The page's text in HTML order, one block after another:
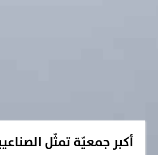
أكبر جمعيّة تمثّل